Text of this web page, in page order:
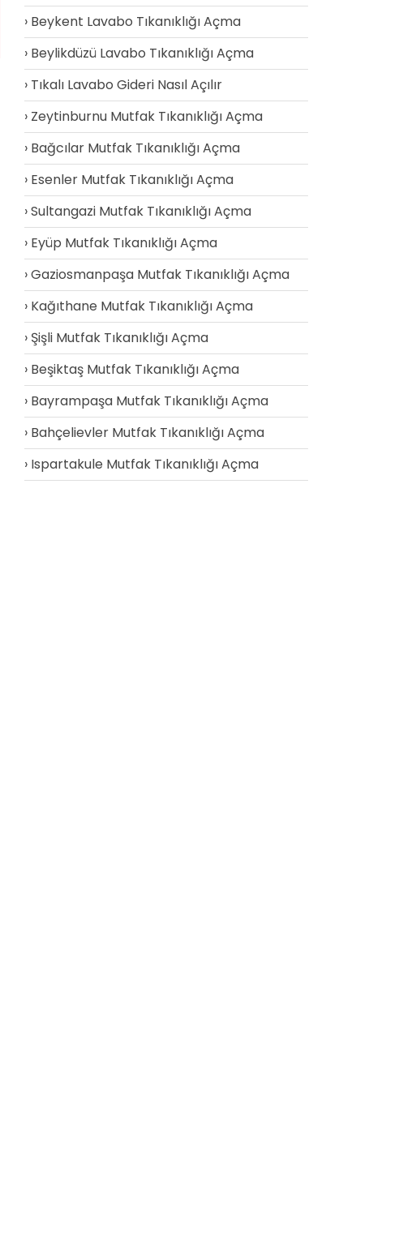
Beykent Lavabo Tıkanıklığı Açma
Beylikdüzü Lavabo Tıkanıklığı Açma
Tıkalı Lavabo Gideri Nasıl Açılır
Zeytinburnu Mutfak Tıkanıklığı Açma
Bağcılar Mutfak Tıkanıklığı Açma
Esenler Mutfak Tıkanıklığı Açma
Sultangazi Mutfak Tıkanıklığı Açma
Eyüp Mutfak Tıkanıklığı Açma
Gaziosmanpaşa Mutfak Tıkanıklığı Açma
Kağıthane Mutfak Tıkanıklığı Açma
Şişli Mutfak Tıkanıklığı Açma
Beşiktaş Mutfak Tıkanıklığı Açma
Bayrampaşa Mutfak Tıkanıklığı Açma
Bahçelievler Mutfak Tıkanıklığı Açma
Ispartakule Mutfak Tıkanıklığı Açma